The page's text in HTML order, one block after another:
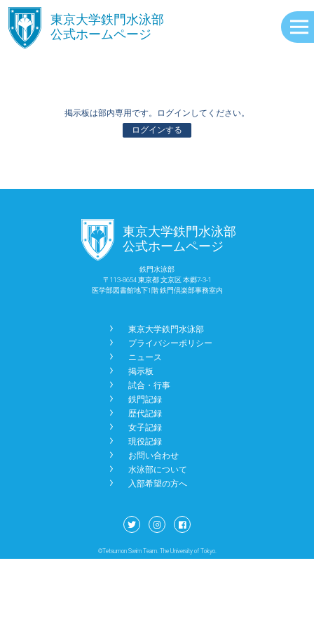
󿾱
東京大学鉄門水泳部
公式ホームページ
ABOUT
EVENTS
RECORDS
NEWS
BBS
CONTACT
掲示板は部内専用です。ログインしてください。
ログインする
󿾱 東京大学鉄門水泳部
公式ホームページ
鉄門水泳部
〒113-8654 東京都 文京区 本郷7-3-1
医学部図書館地下1階 鉄門倶楽部事務室内
󿾡 東京大学鉄門水泳部
󿾡 プライバシーポリシー
󿾡 ニュース
󿾡 掲示板
󿾡 試合・行事
󿾡 鉄門記録
󿾡 歴代記録
󿾡 女子記録
󿾡 現役記録
󿾡 お問い合わせ
󿾡 水泳部について
󿾡 入部希望の方へ
©Tetsumon Swim Team. The University of Tokyo.